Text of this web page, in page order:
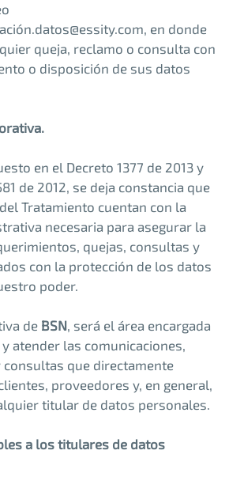
, en donde
queja, reclamo o consulta con
o disposición de sus datos
en el Decreto 1377 de 2013 y
de 2012, se deja constancia que
Tratamiento cuentan con la
necesaria para asegurar la
quejas, consultas y
con la protección de los datos
poder.
de BSN, será el área encargada
atender las comunicaciones,
consultas que directamente
proveedores y, en general,
titular de datos personales.
a los titulares de datos